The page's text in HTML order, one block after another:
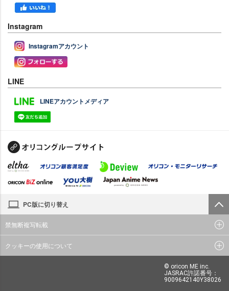
Instagram
Instagramアカウント
LINE
LINEアカウントメディア
PC版に切り替え
禁無断複写転載
クッキーの使用について
© oricon ME inc.
JASRAC許諾番号：
9009642140Y38026